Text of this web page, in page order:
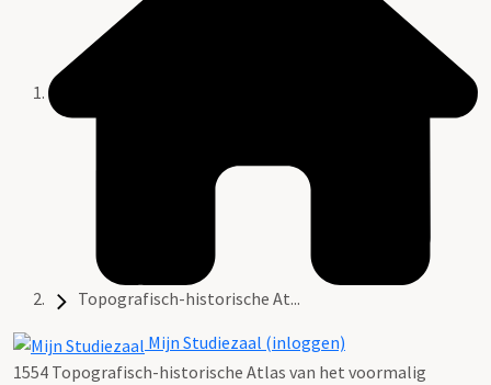
Topografisch-historische At...
Mijn Studiezaal (inloggen)
1554 Topografisch-historische Atlas van het voormalig